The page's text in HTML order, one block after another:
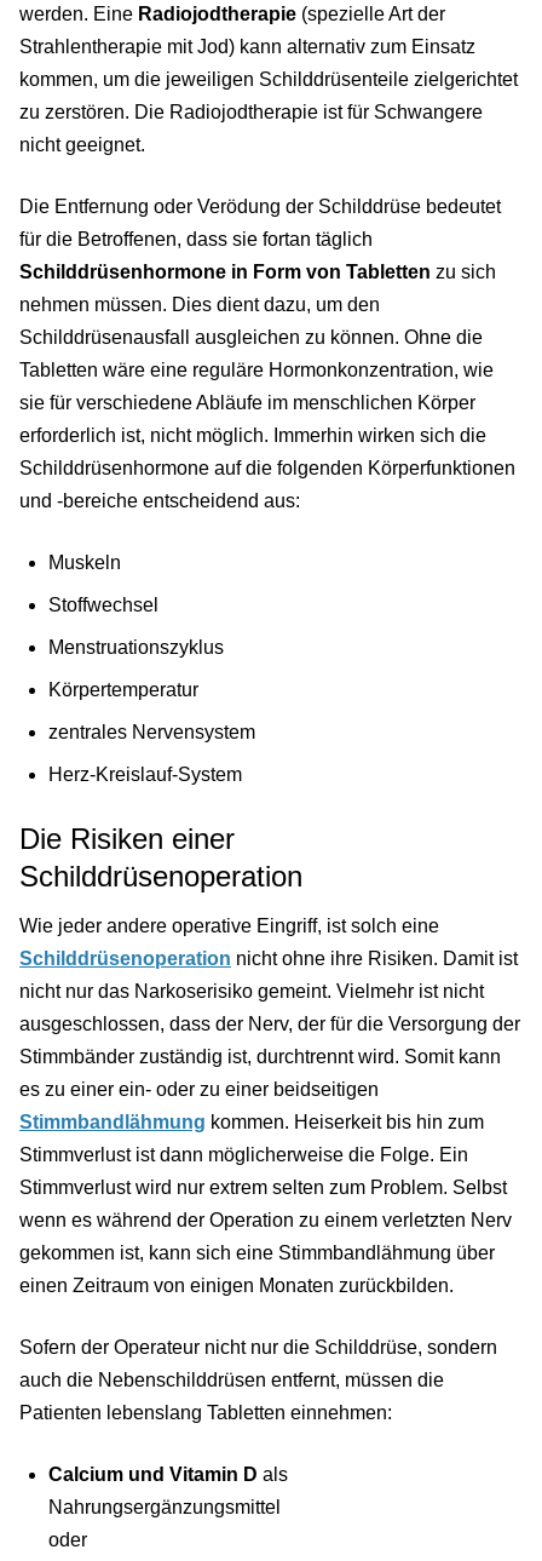
werden. Eine Radiojodtherapie (spezielle Art der
Strahlentherapie mit Jod) kann alternativ zum Einsatz
kommen, um die jeweiligen Schilddrüsenteile zielgerichtet
zu zerstören. Die Radiojodtherapie ist für Schwangere
nicht geeignet.
Die Entfernung oder Verödung der Schilddrüse bedeutet
für die Betroffenen, dass sie fortan täglich
Schilddrüsenhormone in Form von Tabletten zu sich
nehmen müssen. Dies dient dazu, um den
Schilddrüsenausfall ausgleichen zu können. Ohne die
Tabletten wäre eine reguläre Hormonkonzentration, wie
sie für verschiedene Abläufe im menschlichen Körper
erforderlich ist, nicht möglich. Immerhin wirken sich die
Schilddrüsenhormone auf die folgenden Körperfunktionen
und -bereiche entscheidend aus:
Muskeln
Stoffwechsel
Menstruationszyklus
Körpertemperatur
zentrales Nervensystem
Herz-Kreislauf-System
Die Risiken einer
Schilddrüsenoperation
Wie jeder andere operative Eingriff, ist solch eine
Schilddrüsenoperation nicht ohne ihre Risiken. Damit ist
nicht nur das Narkoserisiko gemeint. Vielmehr ist nicht
ausgeschlossen, dass der Nerv, der für die Versorgung der
Stimmbänder zuständig ist, durchtrennt wird. Somit kann
es zu einer ein- oder zu einer beidseitigen
Stimmbandlähmung kommen. Heiserkeit bis hin zum
Stimmverlust ist dann möglicherweise die Folge. Ein
Stimmverlust wird nur extrem selten zum Problem. Selbst
wenn es während der Operation zu einem verletzten Nerv
gekommen ist, kann sich eine Stimmbandlähmung über
einen Zeitraum von einigen Monaten zurückbilden.
Sofern der Operateur nicht nur die Schilddrüse, sondern
auch die Nebenschilddrüsen entfernt, müssen die
Patienten lebenslang Tabletten einnehmen:
Calcium und Vitamin D als
Nahrungsergänzungsmittel
oder